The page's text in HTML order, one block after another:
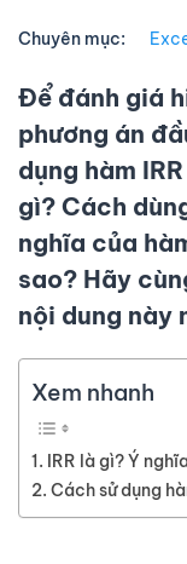
Chuyên mục:
Để đánh giá
phương án
dụng hàm
gì? Cách
nghĩa của
sao? Hãy
nội dung này
Xem nhanh
IRR là gì? Ý
Cách sử dụng